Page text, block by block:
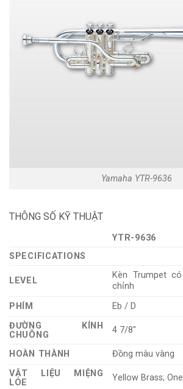
Yamaha YTR-9636
THÔNG SỐ KỸ THUẬT
YTR-9636
SPECIFICATIONS
LEVEL
Kèn Trumpet
chỉnh
PHÍM
Eb / D
ĐƯỜNG KÍNH
CHUÔNG
4 7/8″
HOÀN THÀNH
Đồng màu vàng
VẬT LIỆU MIỆNG
LOE
Yellow Brass;